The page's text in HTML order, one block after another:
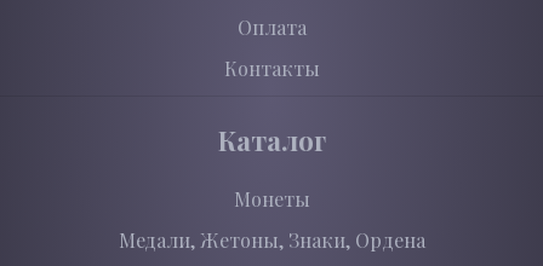
Оплата
Контакты
Каталог
Монеты
Медали, Жетоны, Знаки, Ордена